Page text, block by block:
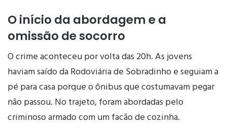
O início da abordagem e a
omissão de socorro
O crime aconteceu por volta das 20h. As jovens
haviam saído da Rodoviária de Sobradinho e seguiam a
pé para casa porque o ônibus que costumavam pegar
não passou. No trajeto, foram abordadas pelo
criminoso armado com um facão de cozinha.